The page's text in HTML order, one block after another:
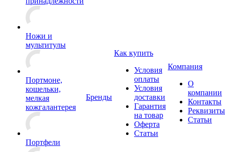
Ножи и
мультитулы
Портмоне,
кошельки,
мелкая
кожгалантерея
Портфели
Бренды
Как купить
Условия
оплаты
Условия
доставки
Гарантия
на товар
Оферта
Статьи
Компания
О
компании
Контакты
Реквизиты
Статьи